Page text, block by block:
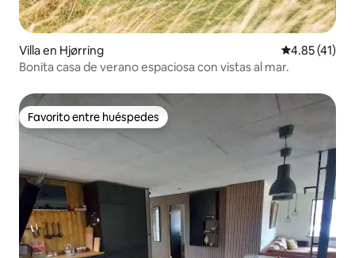
Villa en Hjørring Calificación
4.85 (41)
Bonita casa de verano espaciosa con vistas al mar.
Favorito entre huéspedes
Favorito entre huéspedes